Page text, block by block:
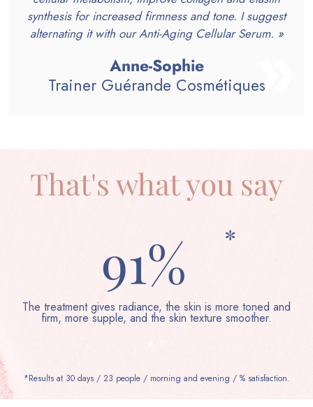
synthesis for increased firmness and tone. I suggest
alternating it with our Anti-Aging Cellular Serum. »
Anne-Sophie
Trainer Guérande Cosmétiques
That's what you say
91% *
The treatment gives radiance, the skin is more toned and
firm, more supple, and the skin texture smoother.
*Results at 30 days / 23 people / morning and evening / % satisfaction.